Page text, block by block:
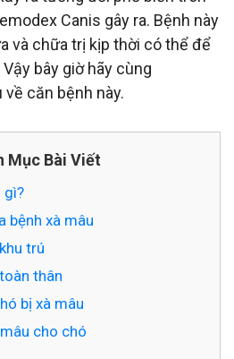
Canis gây ra. Bệnh này
và chữa trị kịp thời có thể để
bây giờ hãy cùng
về căn bệnh này.
Mục Bài Viết
gì?
bệnh xà mâu
trú
thân
bị xà mâu
cho chó